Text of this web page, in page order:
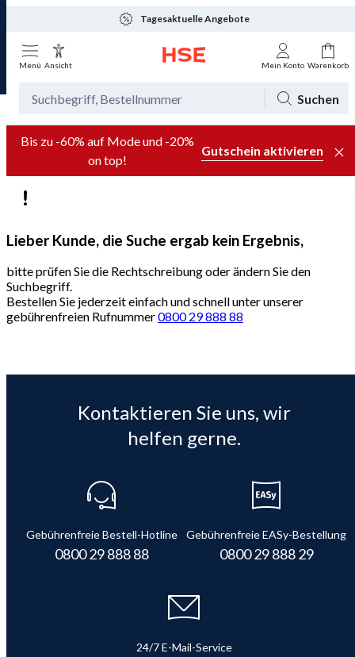
Tagesaktuelle Angebote
Menü Ansicht Mein Konto Warenkorb
Suchen
Bis zu -60% auf Mode und -20%
on top!
Gutschein aktivieren
Lieber Kunde, die Suche ergab kein Ergebnis,
bitte prüfen Sie die Rechtschreibung oder ändern Sie den
Suchbegriff.
Bestellen Sie jederzeit einfach und schnell unter unserer
gebührenfreien Rufnummer0800 29 888 88
Kontaktieren Sie uns, wir
helfen gerne.
Gebührenfreie Bestell-Hotline
0800 29 888 88
Gebührenfreie EASy-Bestellung
0800 29 888 29
24/7 E-Mail-Service